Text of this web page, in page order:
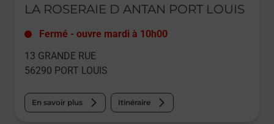
LA ROSERAIE D ANTAN PORT LOUIS
Fermé - ouvre mardi à 10h00
13 GRANDE RUE
56290 PORT LOUIS
En savoir plus Itinéraire